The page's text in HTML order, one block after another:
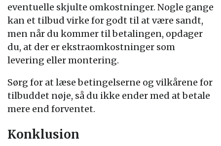
eventuelle skjulte omkostninger. Nogle gange
kan et tilbud virke for godt til at være sandt,
men når du kommer til betalingen, opdager
du, at der er ekstraomkostninger som
levering eller montering.
Sørg for at læse betingelserne og vilkårene for
tilbuddet nøje, så du ikke ender med at betale
mere end forventet.
Konklusion